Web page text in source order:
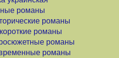
романы
романы
романы
романы
романы